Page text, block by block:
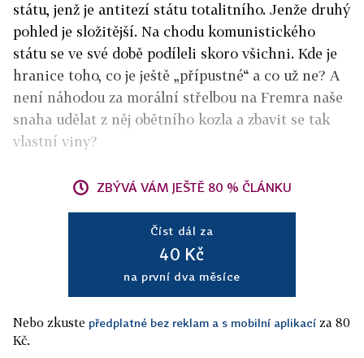
státu, jenž je antitezí státu totalitního. Jenže druhý
pohled je složitější. Na chodu komunistického
státu se ve své době podíleli skoro všichni. Kde je
hranice toho, co je ještě „přípustné“ a co už ne? A
není náhodou za morální střelbou na Fremra naše
snaha udělat z něj obětního kozla a zbavit se tak
vlastní viny?
ZBÝVÁ VÁM JEŠTĚ 80 % ČLÁNKU
Číst dál za
40 Kč
na první dva měsíce
Nebo zkuste předplatné bez reklam a s mobilní aplikací za 80
Kč.